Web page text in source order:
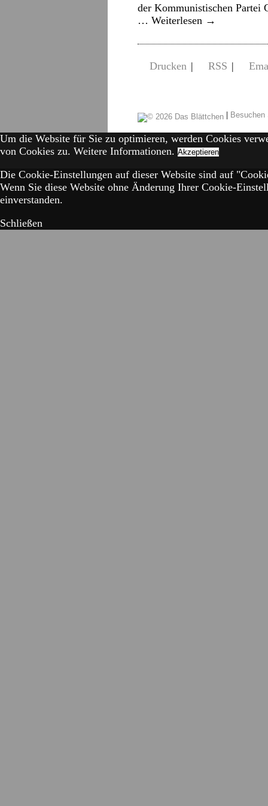
der Kommunistischen Partei
… Weiterlesen →
Drucken | RSS |
|
Um die Website für Sie zu optimieren, werden Cookies
von Cookies zu. Weitere Informationen. Akzeptieren
Die Cookie-Einstellungen auf dieser Website sind auf
Wenn Sie diese Website ohne Änderung Ihrer Cookie-
einverstanden.
Schließen